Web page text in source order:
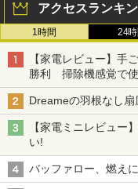
アクセスランキ
1時間 24
【家電レビュー】手
勝利 掃除機感覚で
Dreameの羽根なし
【家電ミニレビュー
い!
バッファロー、燃え